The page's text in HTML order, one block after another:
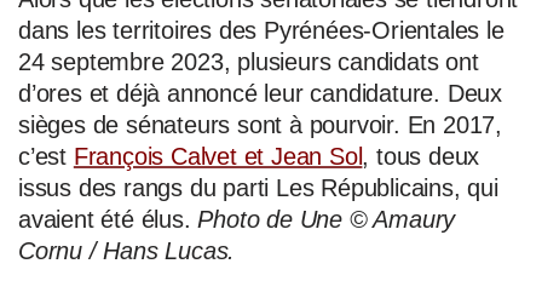
dans les territoires des Pyrénées-Orientales le
24 septembre 2023, plusieurs candidats ont
d’ores et déjà annoncé leur candidature. Deux
sièges de sénateurs sont à pourvoir. En 2017,
c’est François Calvet et Jean Sol, tous deux
issus des rangs du parti Les Républicains, qui
avaient été élus. Photo de Une © Amaury
Cornu / Hans Lucas.